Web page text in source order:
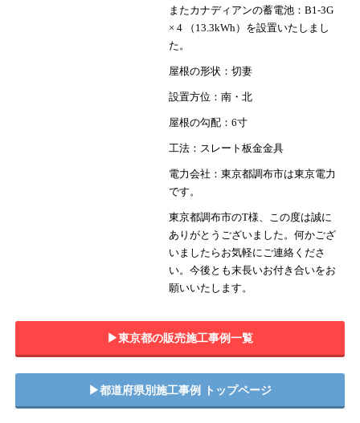
またカナディアンの蓄電池：B1-3G
× 4 （13.3kWh）を設置いたしまし
た。
屋根の形状：切妻
設置方位：南・北
屋根の勾配：6寸
工法：スレート板金金具
電力会社：東京都調布市は東京電力
です。
東京都調布市のT様、この度は誠に
ありがとうございました。何かござ
いましたらお気軽にご連絡くださ
い。今後とも末長いお付き合いをお
願いいたします。
▶︎東京都の販売施工事例一覧
▶︎都道府県別施工事例 トップページ